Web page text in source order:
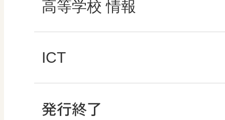
高等学校 情報
情報科プラス
ICT
つなぐ つながる ICT
発行終了